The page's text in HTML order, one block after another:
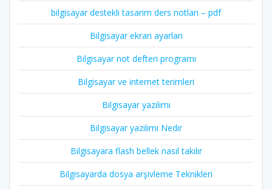
bilgisayar destekli tasarim ders notları – pdf
Bilgisayar ekran ayarları
Bilgisayar not defteri programı
Bilgisayar ve internet terimleri
Bilgisayar yazılımı
Bilgisayar yazılımı Nedir
Bilgisayara flash bellek nasıl takılır
Bilgisayarda dosya arşivleme Teknikleri